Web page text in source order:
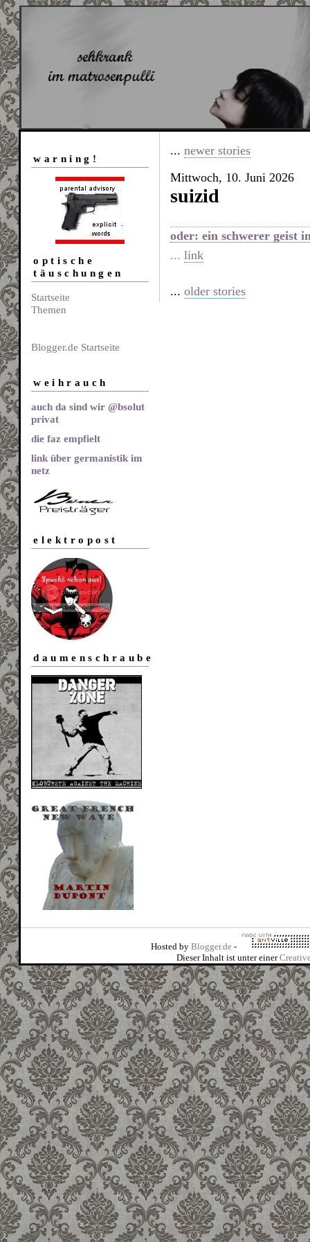
warning!
optische
täuschungen
Startseite
Themen
Blogger.de Startseite
weihrauch
auch da sind wir @bsolut
privat
die faz empfielt
link über germanistik im
netz
elektropost
daumenschraube
... newer stories
Mittwoch, 10. Juni 2026
suizid
oder: ein schwerer geist
... link
... older stories
Hosted by Blogger.de-
Dieser Inhalt ist unter einer